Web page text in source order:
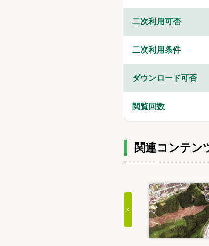
二次利用可否
二次利用条件
ダウンロード可否
閲覧回数
関連コンテン